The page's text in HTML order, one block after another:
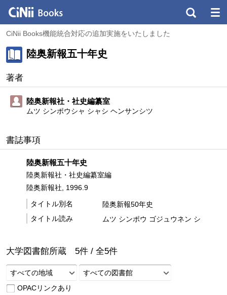
CiNii Books機能統合対応の追加実施をいたしました
陸奥新報五十年史
著者
陸奥新報社・社史編纂室
ムツ シンポウシャ シャシ ヘンサンシツ
書誌事項
陸奥新報五十年史
陸奥新報社・社史編纂室編
陸奥新報社, 1996.9
タイトル別名
陸奥新報50年史
タイトル読み
ムツ シンポウ ゴジュウネン シ
大学図書館所蔵 5件 / 全5件
すべての地域
すべての図書館
OPACリンクあり